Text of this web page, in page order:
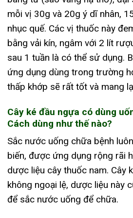
mỗi vị 30g và 20g ý dĩ nhân,
nhục quế. Các vị thuốc này
bằng vải kín, ngâm với 2 lít
sau 1 tuần là có thể sử dụng.
ứng dụng dùng trong trường
thấp khớp sẽ rất tốt và mang
Cây ké đầu ngựa có dùng
Cách dùng như thế nào?
Sắc nước uống chữa bệnh
biến, được ứng dụng rộng rãi
dược liệu cây thuốc nam. Cây
không ngoại lệ, dược liệu này
để sắc nước uống để chữa.